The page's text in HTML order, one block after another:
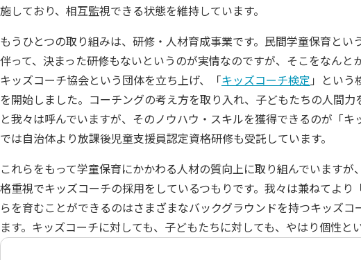
施しており、相互監視できる状態を維持しています。
もうひとつの取り組みは、研修・人材育成事業です。民間学童保育とい
伴って、決まった研修もないというのが実情なのですが、そこをなん
キッズコーチ協会という団体を立ち上げ、「キッズコーチ検定 」という
を開始しました。コーチングの考え方を取り入れ、子どもたちの人間
と我々は呼んでいますが、そのノウハウ・スキルを獲得できるのが「
では自治体より放課後児童支援員認定資格研修も受託しています。
これらをもって学童保育にかかわる人材の質向上に取り組んでいます
格重視でキッズコーチの採用をしているつもりです。我々は兼ねてよ
らを育むことができるのはさまざまなバックグラウンドを持つキッズ
ます。キッズコーチに対しても、子どもたちに対しても、やはり個性と